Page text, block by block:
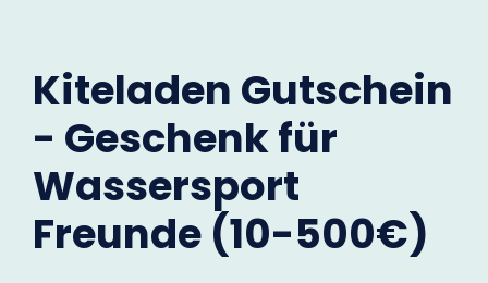
Kiteladen Gutschein
- Geschenk für
Wassersport
Freunde (10-500€)